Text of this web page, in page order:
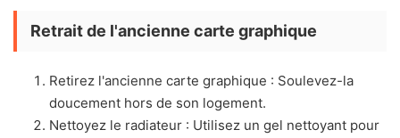
Retrait de l'ancienne carte graphique
Retirez l'ancienne carte graphique : Soulevez-la
doucement hors de son logement.
Nettoyez le radiateur : Utilisez un gel nettoyant pour